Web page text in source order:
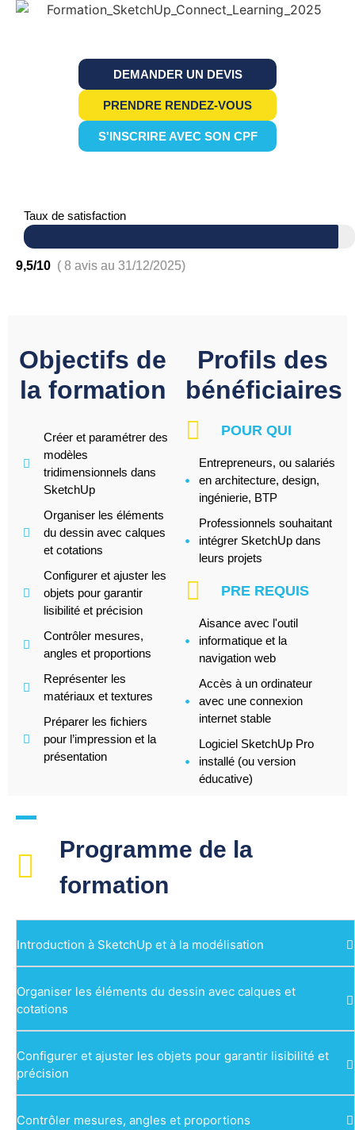
DEMANDER UN DEVIS
PRENDRE RENDEZ-VOUS
S'INSCRIRE AVEC SON CPF
Taux de satisfaction
9,5/10 ( 8 avis au 31/12/2025)
Objectifs de
la formation
Créer et paramétrer des
modèles
tridimensionnels dans
SketchUp
Organiser les éléments
du dessin avec calques
et cotations
Configurer et ajuster les
objets pour garantir
lisibilité et précision
Contrôler mesures,
angles et proportions
Représenter les
matériaux et textures
Préparer les fichiers
pour l’impression et la
présentation
Profils des
bénéficiaires
POUR QUI
Entrepreneurs, ou salariés
en architecture, design,
ingénierie, BTP
Professionnels souhaitant
intégrer SketchUp dans
leurs projets
PRE REQUIS
Aisance avec l'outil
informatique et la
navigation web
Accès à un ordinateur
avec une connexion
internet stable
Logiciel SketchUp Pro
installé (ou version
éducative)
Programme de la
formation
Introduction à SketchUp et à la modélisation
Organiser les éléments du dessin avec calques et
cotations
Configurer et ajuster les objets pour garantir lisibilité et
précision
Contrôler mesures, angles et proportions